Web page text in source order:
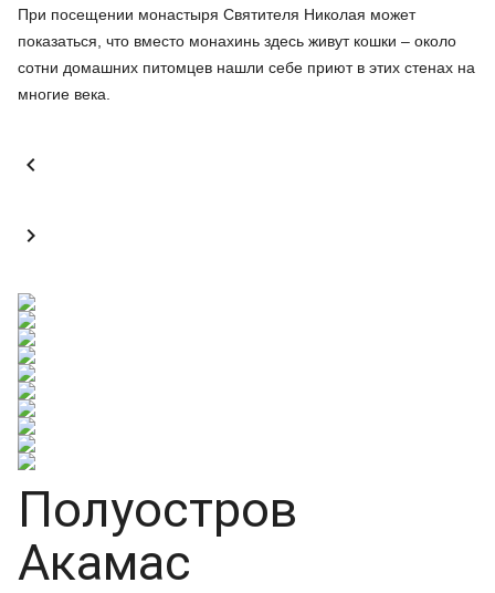
При посещении монастыря Святителя Николая может
показаться, что вместо монахинь здесь живут кошки – около
сотни домашних питомцев нашли себе приют в этих стенах на
многие века.


Полуостров
Акамас